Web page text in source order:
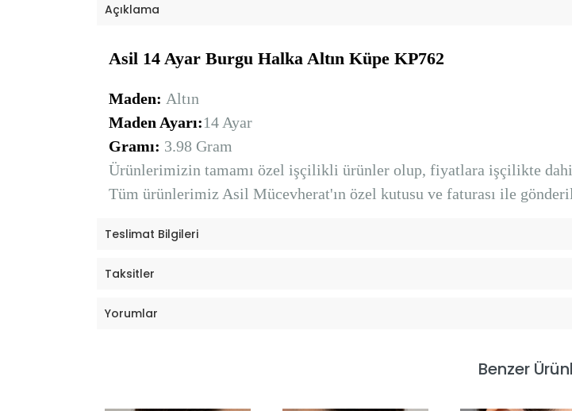
Açıklama
Asil 14 Ayar Burgu Halka Altın Küpe KP762
Maden: Altın
Maden Ayarı:14 Ayar
Gramı: 3.98 Gram
Ürünlerimizin tamamı özel işçilikli ürünler olup, fiyatlara işçilikte
Tüm ürünlerimiz Asil Mücevherat'ın özel kutusu ve faturası ile
Teslimat Bilgileri
Taksitler
Yorumlar
Benzer